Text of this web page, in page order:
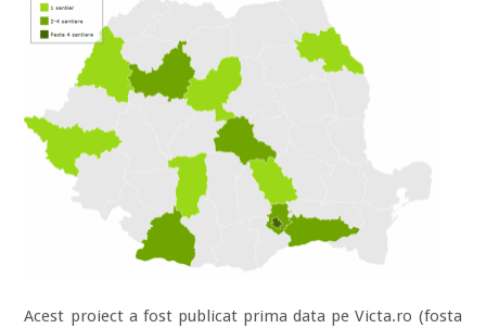
Acest proiect a fost publicat prima data pe Victa.ro (fosta